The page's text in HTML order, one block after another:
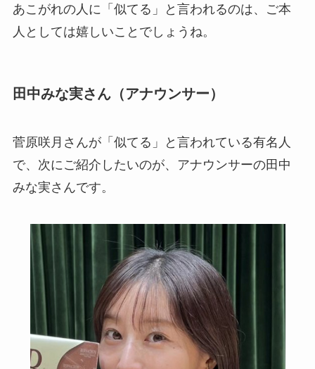
あこがれの人に「似てる」と言われるのは、ご本
人としては嬉しいことでしょうね。
田中みな実さん（アナウンサー）
菅原咲月さんが「似てる」と言われている有名人
で、次にご紹介したいのが、アナウンサーの田中
みな実さんです。